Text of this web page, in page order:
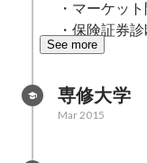
・マーケッ
・保険証券
See more
専修大学
Mar 2015